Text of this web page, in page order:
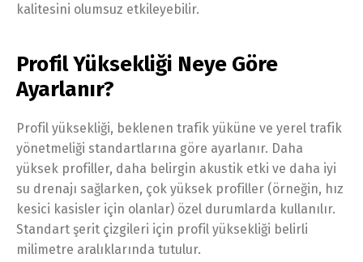
kalitesini olumsuz etkileyebilir.
Profil Yüksekliği Neye Göre
Ayarlanır?
Profil yüksekliği, beklenen trafik yüküne ve yerel trafik
yönetmeliği standartlarına göre ayarlanır. Daha
yüksek profiller, daha belirgin akustik etki ve daha iyi
su drenajı sağlarken, çok yüksek profiller (örneğin, hız
kesici kasisler için olanlar) özel durumlarda kullanılır.
Standart şerit çizgileri için profil yüksekliği belirli
milimetre aralıklarında tutulur.